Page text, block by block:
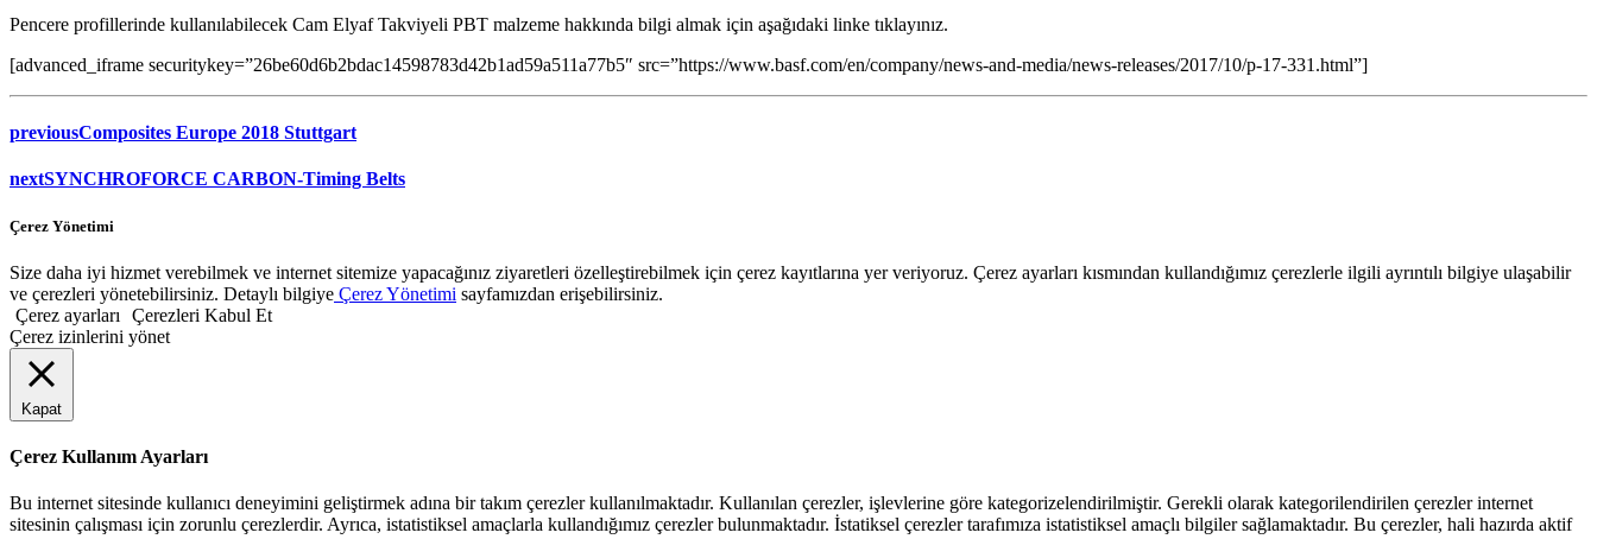
Pencere profillerinde kullanılabilecek Cam Elyaf Takviyeli PBT malzeme hakkında bilgi almak için aşağıdaki linke tıklayınız.
[advanced_iframe securitykey=”26be60d6b2bdac14598783d42b1ad59a511a77b5″ src=”https://www.basf.com/en/company/news-and-media/news-releases/2017/10/p-17-331.html”]
previousComposites Europe 2018 Stuttgart
nextSYNCHROFORCE CARBON-Timing Belts
Çerez Yönetimi
Size daha iyi hizmet verebilmek ve internet sitemize yapacağınız ziyaretleri özelleştirebilmek için çerez kayıtlarına yer veriyoruz. Çerez ayarları kısmından kullandığımız çerezlerle ilgili ayrıntılı bilgiye ulaşabilir
ve çerezleri yönetebilirsiniz. Detaylı bilgiye Çerez Yönetimi sayfamızdan erişebilirsiniz.
Çerez ayarları
Çerezleri Kabul Et
Çerez izinlerini yönet
Kapat
Çerez Kullanım Ayarları
Bu internet sitesinde kullanıcı deneyimini geliştirmek adına bir takım çerezler kullanılmaktadır. Kullanılan çerezler, işlevlerine göre kategorizelendirilmiştir. Gerekli olarak kategorilendirilen çerezler internet
sitesinin çalışması için zorunlu çerezlerdir. Ayrıca, istatistiksel amaçlarla kullandığımız çerezler bulunmaktadır. İstatiksel çerezler tarafımıza istatistiksel amaçlı bilgiler sağlamaktadır. Bu çerezler, hali hazırda aktif